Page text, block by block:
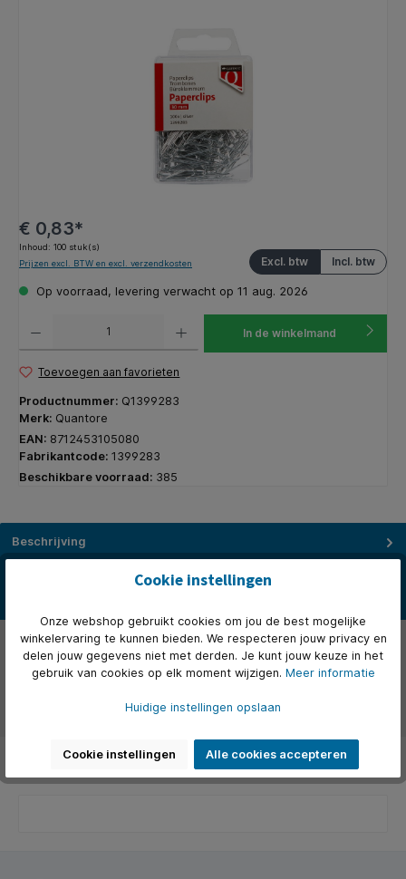
€ 0,83*
Inhoud: 100 stuk(s)
Incl. btw
Excl. btw
Prijzen excl. BTW en excl. verzendkosten
Op voorraad, levering verwacht op 11 aug. 2026
In de winkelmand
Toevoegen aan favorieten
Productnummer: Q1399283
Merk: Quantore
EAN: 8712453105080
Fabrikantcode: 1399283
Beschikbare voorraad: 385
Beschrijving
eenvoudig bundelen van documenten zonder ze te beschadigen.
Eigenschappen
Over het merk
Cookie instellingen
Onze webshop gebruikt cookies om jou de best mogelijke
winkelervaring te kunnen bieden. We respecteren jouw privacy en
delen jouw gegevens niet met derden. Je kunt jouw keuze in het
gebruik van cookies op elk moment wijzigen. Meer informatie
Huidige instellingen opslaan
Cookie instellingen Alle cookies accepteren